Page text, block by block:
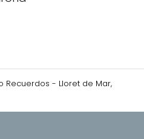
Recuerdos - Lloret de Mar,